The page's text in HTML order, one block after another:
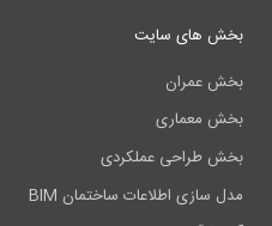
بخش های سایت
بخش عمران
بخش معماری
بخش طراحی عملکردی
مدل سازی اطلاعات ساختمان BIM